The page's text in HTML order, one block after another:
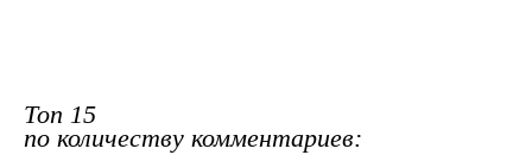
Топ 15
по количеству комментариев: